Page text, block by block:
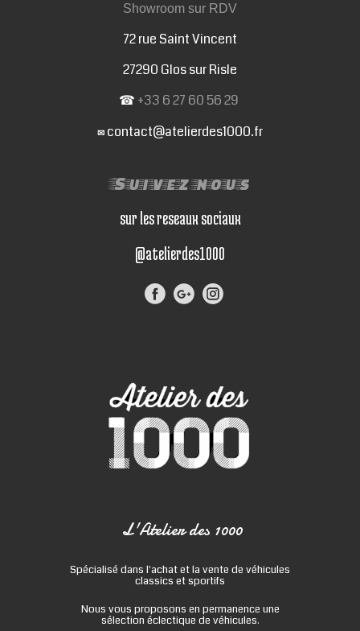
Showroom sur RDV
72 rue Saint Vincent
27290 Glos sur Risle
☎ +33 6 27 60 56 29
✉ contact@atelierdes1000.fr
Suivez nous
sur les reseaux sociaux
@atelierdes1000
L'Atelier des 1000
Spécialisé dans l'achat et la vente de véhicules
classics et sportifs
Nous vous proposons en permanence une
sélection éclectique de véhicules.